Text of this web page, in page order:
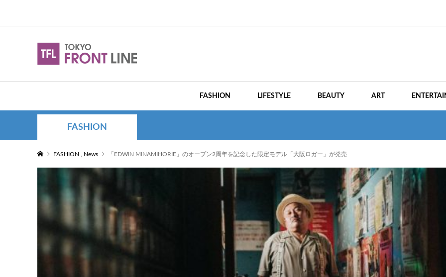
FASHION LIFESTYLE BEAUTY ART
FASHION
FASHION News 「EDWIN MINAMIHORIE」のオープン2周年を記念した限定モデル「大阪ロガー」が発売